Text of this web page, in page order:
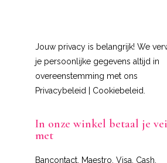
Jouw privacy is belangrijk! We
je persoonlijke gegevens altijd in
overeenstemming met ons
Privacybeleid
Cookiebeleid
In onze winkel betaal je
met
Bancontact, Maestro, Visa, Cash,